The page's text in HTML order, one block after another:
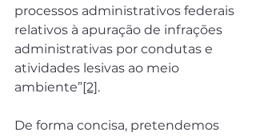
processos administrativos federais
relativos à apuração de infrações
administrativas por condutas e
atividades lesivas ao meio
ambiente”[2].
De forma concisa, pretendemos